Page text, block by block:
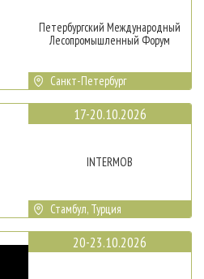
Петербургский Международный
Лесопромышленный Форум
Санкт-Петербург
17-20.10.2026
INTERMOB
Стамбул, Турция
20-23.10.2026